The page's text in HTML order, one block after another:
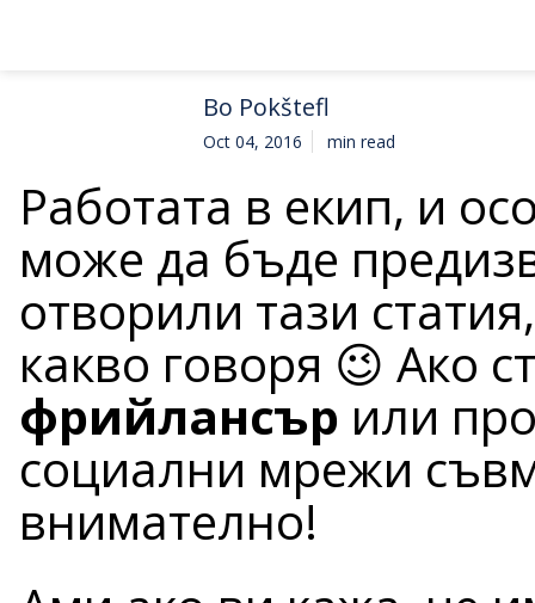
Bo Pokštefl
Oct 04, 2016 min read
Работата в екип, и
може да бъде
отворили тази
какво говоря 😉 Ако
фрийлансър или
социални мрежи
внимателно!